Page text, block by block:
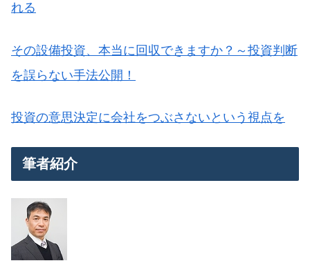
れる
その設備投資、本当に回収できますか？～投資判断
を誤らない手法公開！
投資の意思決定に会社をつぶさないという視点を
筆者紹介